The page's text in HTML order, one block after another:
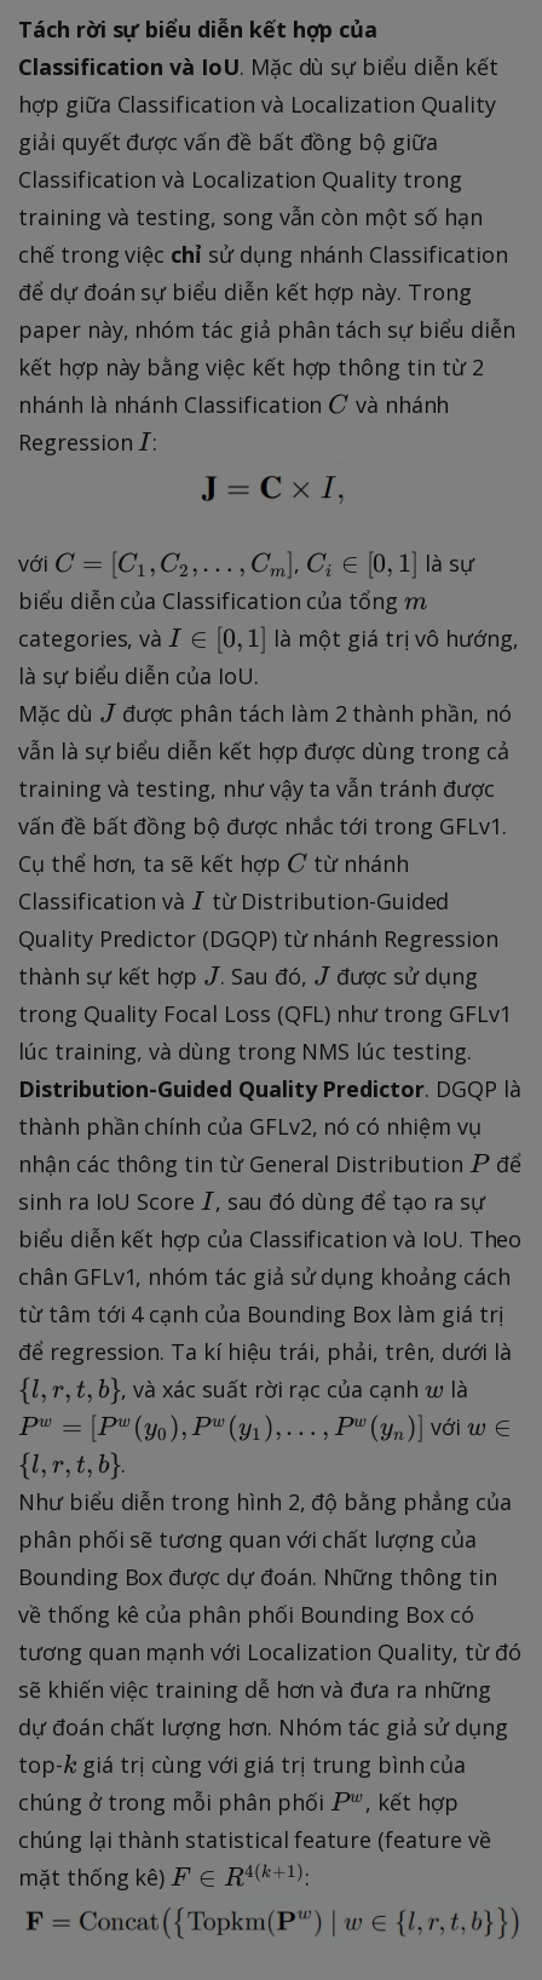
x
=
\i
n
t
_
{
y
_
{
0
}
}
y
{
n
}
(
x
)
x
d
r
l
i
\i
n
\
{
0,
1
,
\l
d
t
n
-
1
\
}
)
Tách rời sự biểu diễn kết hợp của
Classification và IoU. Mặc dù sự biểu diễn kết
hợp giữa Classification và Localization Quality
giải quyết được vấn đề bất đồng bộ giữa
Classification và Localization Quality trong
training và testing, song vẫn còn một số hạn
chế trong việc chỉ sử dụng nhánh Classification
để dự đoán sự biểu diễn kết hợp này. Trong
paper này, nhóm tác giả phân tách sự biểu diễn
kết hợp này bằng việc kết hợp thông tin từ 2
nhánh là nhánh Classification C
C và nhánh
RegressionI
I :
với C
=
C
_
{
1
}
C
_
{
2
}
,
\l
d
o
ts
,
C
{
m
}
]
C = [C1 , C2 ,… , Cm], C
_
i
\
i
n
0
1
]
Ci ∈ [0, 1] là sự
biểu diễn của Classification của tổng m
m
categories, vàI
\
n
[
0
,
1
I ∈ [0, 1] là một giá trị vô hướng,
là sự biểu diễn của IoU.
Mặc dù J
Jđược phân tách làm 2 thành phần, nó
vẫn là sự biểu diễn kết hợp được dùng trong cả
training và testing, như vậy ta vẫn tránh được
vấn đề bất đồng bộ được nhắc tới trong GFLv1.
Cụ thể hơn, ta sẽ kết hợp C
C từ nhánh
Classification vàI
I từ Distribution-Guided
Quality Predictor (DGQP) từ nhánh Regression
thành sự kết hợp J
J. Sau đó, J
Jđược sử dụng
trong Quality Focal Loss (QFL) như trong GFLv1
lúc training, và dùng trong NMS lúc testing.
Distribution-Guided Quality Predictor. DGQP là
thành phần chính của GFLv2, nó có nhiệm vụ
nhận các thông tin từ General Distribution P
Pđể
sinh ra IoU ScoreI
I , sau đó dùng để tạo ra sự
biểu diễn kết hợp của Classification và IoU. Theo
chân GFLv1, nhóm tác giả sử dụng khoảng cách
từ tâm tới 4 cạnh của Bounding Box làm giá trị
để regression. Ta kí hiệu trái, phải, trên, dưới là
}
{l, r, t, b}, và xác suất rời rạc của cạnh w
w là
^
}
=
[
P
^
{
w
}
_
}
P w = [P w (y0 ), P w (y1 ),… , P w (yn )] với w
n
\
{
l
,
,
t
\
w ∈
{l, r, t, b}.
Như biểu diễn trong hình 2, độ bằng phẳng của
phân phối sẽ tương quan với chất lượng của
Bounding Box được dự đoán. Những thông tin
về thống kê của phân phối Bounding Box có
tương quan mạnh với Localization Quality, từ đó
sẽ khiến việc training dễ hơn và đưa ra những
dự đoán chất lượng hơn. Nhóm tác giả sử dụng
top-k
k giá trị cùng với giá trị trung bình của
chúng ở trong mỗi phân phối P
^
P w , kết hợp
chúng lại thành statistical feature (feature về
mặt thống kê) F
\i
n
F ∈ R4(k+1 ):